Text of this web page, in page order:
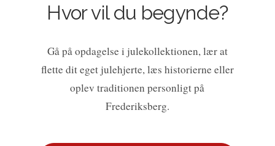
Hvor vil du begynde?
Gå på opdagelse i julekollektionen, lær at
flette dit eget julehjerte, læs historierne eller
oplev traditionen personligt på
Frederiksberg.